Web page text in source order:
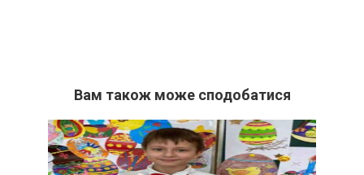
Вам також може сподобатися